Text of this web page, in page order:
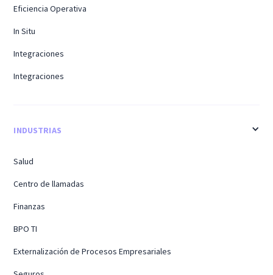
Eficiencia Operativa
In Situ
Integraciones
Integraciones
INDUSTRIAS
Salud
Centro de llamadas
Finanzas
BPO TI
Externalización de Procesos Empresariales